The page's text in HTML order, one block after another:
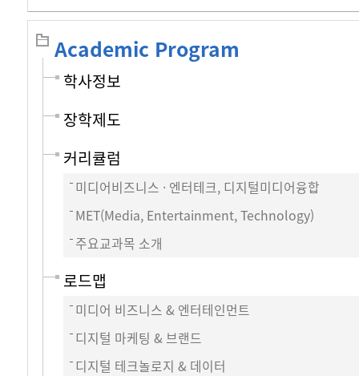
Academic Program
학사정보
장학제도
커리큘럼
미디어비즈니스 · 엔터테크, 디지털미디어융합
MET(Media, Entertainment, Technology)
주요교과목 소개
로드맵
미디어 비즈니스 & 엔터테인먼트
디지털 마케팅 & 브랜드
디지털 테크놀로지 & 데이터